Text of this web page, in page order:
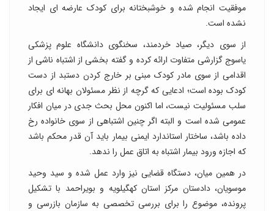
موفقیت انجام شده و خوشبختانه برای کودک عارضه ای ایجاد
نشده است.
از سوی دیگر، صیاد خردمند، سخنگوی دانشگاه علوم پزشکی
یاسوج گزارشی متفاوت ارائه کرده و گفته بخشی از اشتباه ناشی از
اقدامی از سوی مادر کودک مبنی بر خارج کردن دستبد از دست
کودک بوده است؛ ادعایی که گرچه از نظر مسئولان بهانه ای برای
سلب مسئولیت نیست، اما اکنون محل بحث جدی در میان افکار
عمومی شده است و البته اگر چنین اشتباهی از سوی خانواده رخ
داده باشد، ساختار استاندارد ایمنی بیمار باید آن قدر محکم باشد
که اجازه ورود بیمار اشتباه به اتاق عمل را ندهد.
در همین میان، دستگاه قضایی نیز وارد عمل شده و سید وحید
موسویان، دادستان مرکز استان کهگیلویه و بویراحمد با تشکیل
پرونده، موضوع را برای بررسی تخصصی به سازمان بازرسی و